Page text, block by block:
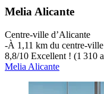
Melia Alicante
Centre-ville d’Alicante
‐À 1,11 km du centre-ville
8,8/10 Excellent ! (1 310
Melia Alicante